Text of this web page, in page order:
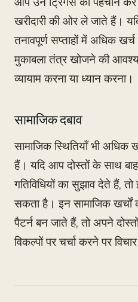
खरीदारी की ओर ले जाते हैं।
तनावपूर्ण सप्ताहों में अधिक
मुकाबला तंत्र खोजने की
व्यायाम करना या ध्यान करना।
सामाजिक दबाव
सामाजिक स्थितियाँ भी
हैं। यदि आप दोस्तों के साथ
गतिविधियों का सुझाव देते हैं,
सकता है। इन सामाजिक
पैटर्न बन जाते हैं, तो अपने
विकल्पों पर चर्चा करने पर